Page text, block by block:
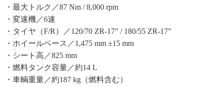
・最大トルク／87 Nm / 8,000 rpm
・変速機／6速
・タイヤ（F/R）／120/70 ZR-17” / 180/55 ZR-17”
・ホイールベース／1,475 mm ±15 mm
・シート高／825 mm
・燃料タンク容量／約14 L
・車輌重量／約187 kg（燃料含む）